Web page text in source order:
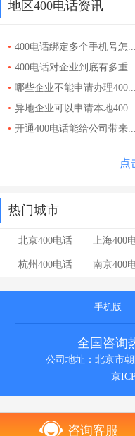
地区400电话资讯
• 400电话绑定多个手机号怎...
• 400电话对企业到底有多重...
• 哪些企业不能申请办理400...
• 异地企业可以申请本地400...
• 开通400电话能给公司带来...
点
热门城市
北京400电话 上海400
杭州400电话 南京400
手机版
全国咨询
公司地址：北京市
京
咨询客服